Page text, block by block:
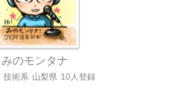
みのモンタナ
技術系 山梨県 10人登録